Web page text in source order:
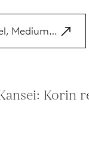
Korin